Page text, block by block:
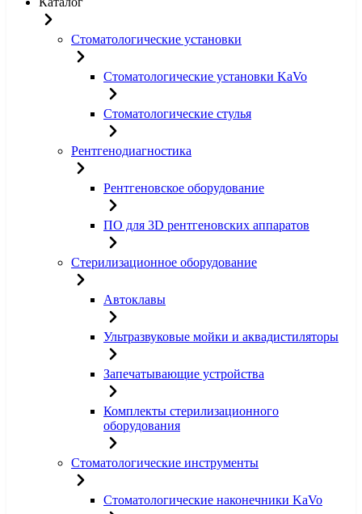
Стоматологические установки
Стоматологические установки KaVo
Стоматологические стулья
Рентгенодиагностика
Рентгеновское оборудование
ПО для 3D рентгеновских аппаратов
Стерилизационное оборудование
Автоклавы
Ультразвуковые мойки и аквадистиляторы
Запечатывающие устройства
Комплекты стерилизационного
оборудования
Стоматологические инструменты
Стоматологические наконечники KaVo